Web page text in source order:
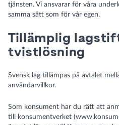
tjänsten. Vi ansvarar för våra
samma sätt som för vår egen.
Tillämplig
tvistlösning
Svensk lag tillämpas på avtalet
användarvillkor.
Som konsument har du rätt att
till konsumentverket (